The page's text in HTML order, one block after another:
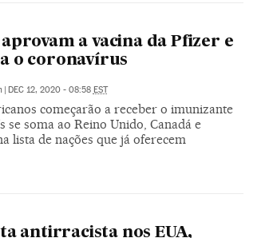
a vacina da Pfizer e
o coronavírus
DEC 12, 2020 - 08:58 EST
começarão a receber o imunizante
se soma ao Reino Unido, Canadá e
lista de nações que já oferecem
antirracista nos EUA,